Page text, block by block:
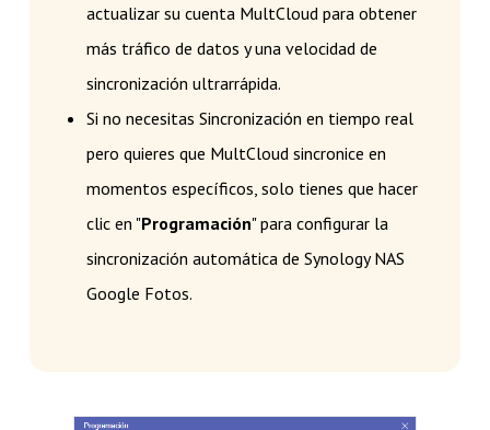
actualizar su cuenta MultCloud para obtener
más tráfico de datos y una velocidad de
sincronización ultrarrápida.
Si no necesitas Sincronización en tiempo real
pero quieres que MultCloud sincronice en
momentos específicos, solo tienes que hacer
clic en "Programación" para configurar la
sincronización automática de Synology NAS
Google Fotos.